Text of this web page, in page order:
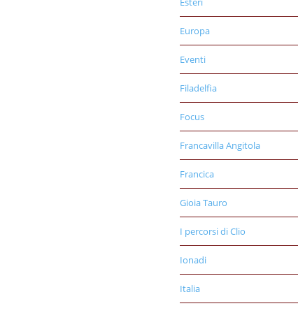
Europa
Eventi
Filadelfia
Focus
Francavilla Angitola
Francica
Gioia Tauro
I percorsi di Clio
Ionadi
Italia